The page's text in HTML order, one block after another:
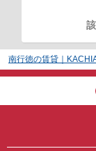
南行徳の賃貸｜